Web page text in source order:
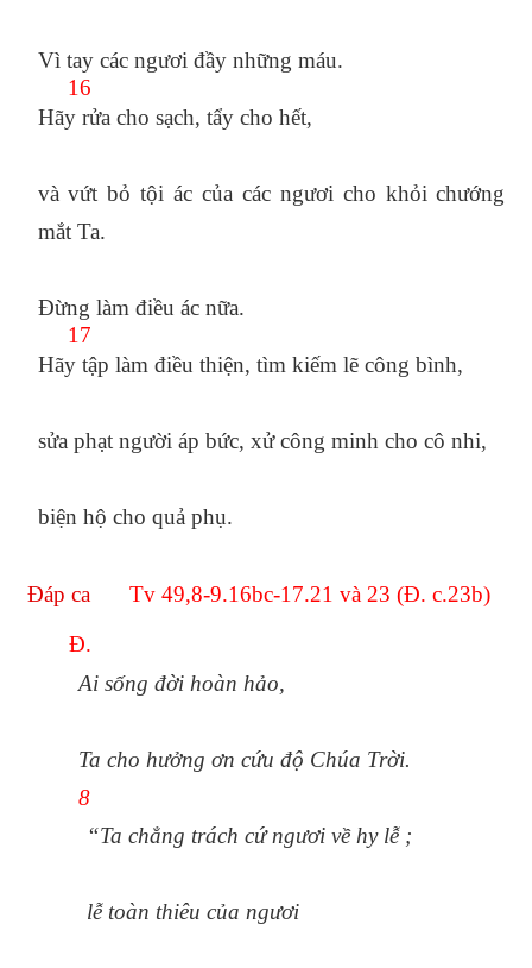
Vì tay các ngươi đầy những máu.
16
Hãy rửa cho sạch, tẩy cho hết,
và vứt bỏ tội ác của các ngươi cho khỏi chướng
mắt Ta.
Đừng làm điều ác nữa.
17
Hãy tập làm điều thiện, tìm kiếm lẽ công bình,
sửa phạt người áp bức, xử công minh cho cô nhi,
biện hộ cho quả phụ.
Đáp ca
Tv 49,8-9.16bc-17.21 và 23 (Đ. c.23b)
Đ.
Ai sống đời hoàn hảo,
Ta cho hưởng ơn cứu độ Chúa Trời.
8
“Ta chẳng trách cứ ngươi về hy lễ ;
lễ toàn thiêu của ngươi